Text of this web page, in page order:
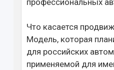
профессиональных
Что касается
Модель, которая
для российских
применяемой для